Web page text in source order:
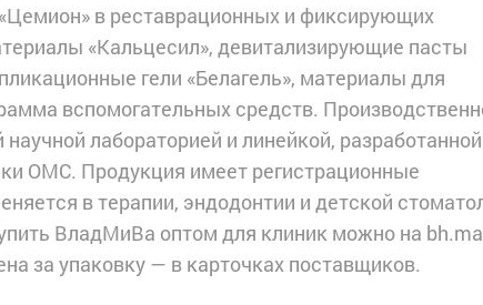
в реставрационных и фиксирующих
«Кальцесил», девитализирующие пасты
гели «Белагель», материалы для
вспомогательных средств.
лабораторией и линейкой,
ОМС. Продукция имеет регистрационные
в терапии, эндодонтии и детской
ВладМиВа оптом для клиник можно на
за упаковку — в карточках поставщиков.